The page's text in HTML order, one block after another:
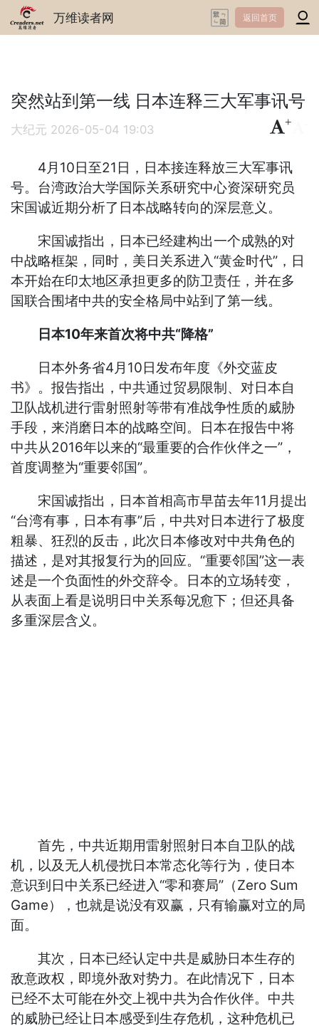
万维读者网 返回首页
突然站到第一线 日本连释三大军事讯号
大纪元 2026-05-04 19:03
+
4月10日至21日，日本接连释放三大军事讯
号。台湾政治大学国际关系研究中心资深研究员
宋国诚近期分析了日本战略转向的深层意义。
宋国诚指出，日本已经建构出一个成熟的对
中战略框架，同时，美日关系进入“黄金时代”，日
本开始在印太地区承担更多的防卫责任，并在多
国联合围堵中共的安全格局中站到了第一线。
日本10年来首次将中共“降格”
日本外务省4月10日发布年度《外交蓝皮
书》。报告指出，中共通过贸易限制、对日本自
卫队战机进行雷射照射等带有准战争性质的威胁
手段，来消磨日本的战略空间。日本在报告中将
中共从2016年以来的“最重要的合作伙伴之一”，
首度调整为“重要邻国”。
宋国诚指出，日本首相高市早苗去年11月提出
“台湾有事，日本有事”后，中共对日本进行了极度
粗暴、狂烈的反击，此次日本修改对中共角色的
描述，是对其报复行为的回应。“重要邻国”这一表
述是一个负面性的外交辞令。日本的立场转变，
从表面上看是说明日中关系每况愈下；但还具备
多重深层含义。
首先，中共近期用雷射照射日本自卫队的战
机，以及无人机侵扰日本常态化等行为，使日本
意识到日中关系已经进入“零和赛局”（Zero Sum
Game），也就是说没有双赢，只有输赢对立的局
面。
其次，日本已经认定中共是威胁日本生存的
敌意政权，即境外敌对势力。在此情况下，日本
已经不太可能在外交上视中共为合作伙伴。中共
的威胁已经让日本感受到生存危机，这种危机已